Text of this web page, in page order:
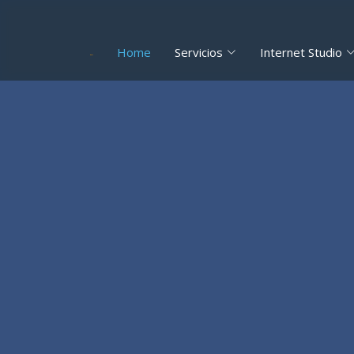
Home Servicios Internet Studio